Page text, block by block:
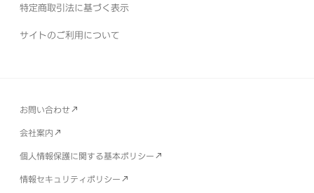
特定商取引法に基づく表示
サイトのご利用について
お問い合わせ
会社案内
個人情報保護に関する基本ポリシー
情報セキュリティポリシー